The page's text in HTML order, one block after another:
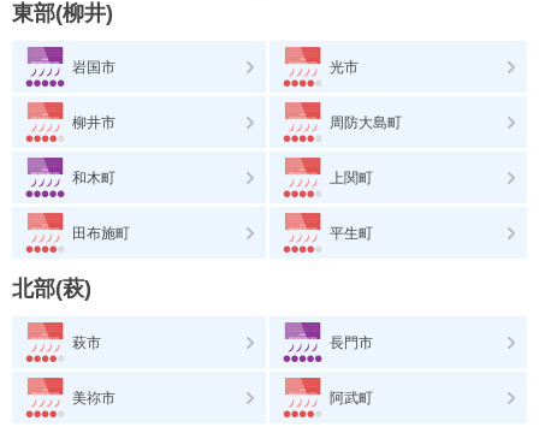
東部(柳井)
岩国市 光市
柳井市 周防大島町
和木町 上関町
田布施町 平生町
北部(萩)
萩市 長門市
美祢市 阿武町